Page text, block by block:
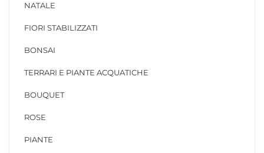
NATALE
FIORI STABILIZZATI
BONSAI
TERRARI E PIANTE ACQUATICHE
BOUQUET
ROSE
PIANTE